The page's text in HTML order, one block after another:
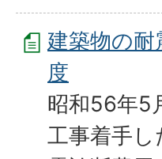
建築物の耐
度
昭和56年5
工事着手し